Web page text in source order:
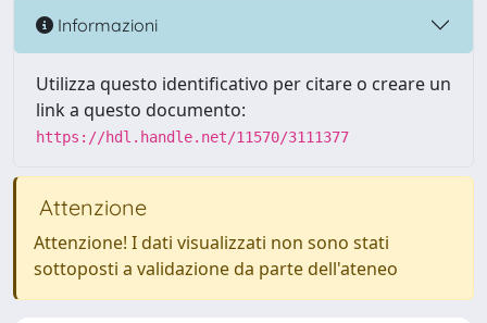
Informazioni
Utilizza questo identificativo per citare o creare un
link a questo documento:
https://hdl.handle.net/11570/3111377
Attenzione
Attenzione! I dati visualizzati non sono stati
sottoposti a validazione da parte dell'ateneo